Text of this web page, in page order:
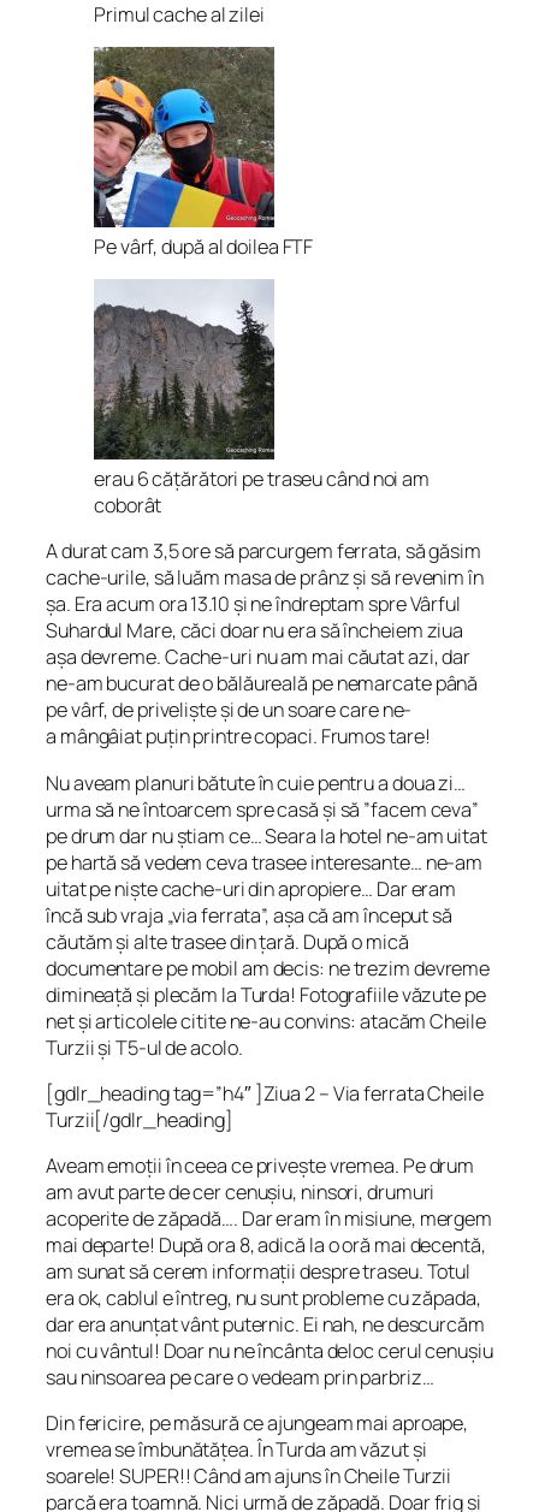
Primul cache al zilei
Pe vârf, după al doilea FTF
erau 6 cățărători pe traseu când noi am
coborât
A durat cam 3,5 ore să parcurgem ferrata, să găsim
cache-urile, să luăm masa de prânz și să revenim în
șa. Era acum ora 13.10 și ne îndreptam spre Vârful
Suhardul Mare, căci doar nu era să încheiem ziua
așa devreme. Cache-uri nu am mai căutat azi, dar
ne-am bucurat de o bălăureală pe nemarcate până
pe vârf, de priveliște și de un soare care ne-
a mângâiat puțin printre copaci. Frumos tare!
Nu aveam planuri bătute în cuie pentru a doua zi…
urma să ne întoarcem spre casă și să ”facem ceva”
pe drum dar nu știam ce… Seara la hotel ne-am uitat
pe hartă să vedem ceva trasee interesante… ne-am
uitat pe niște cache-uri din apropiere… Dar eram
încă sub vraja „via ferrata”, așa că am început să
căutăm și alte trasee din țară. După o mică
documentare pe mobil am decis: ne trezim devreme
dimineață și plecăm la Turda! Fotografiile văzute pe
net și articolele citite ne-au convins: atacăm Cheile
Turzii și T5-ul de acolo.
[gdlr_heading tag=”h4″ ]Ziua 2 – Via ferrata Cheile
Turzii[/gdlr_heading]
Aveam emoții în ceea ce privește vremea. Pe drum
am avut parte de cer cenușiu, ninsori, drumuri
acoperite de zăpadă…. Dar eram în misiune, mergem
mai departe! După ora 8, adică la o oră mai decentă,
am sunat să cerem informații despre traseu. Totul
era ok, cablul e întreg, nu sunt probleme cu zăpada,
dar era anunțat vânt puternic. Ei nah, ne descurcăm
noi cu vântul! Doar nu ne încânta deloc cerul cenușiu
sau ninsoarea pe care o vedeam prin parbriz…
Din fericire, pe măsură ce ajungeam mai aproape,
vremea se îmbunătățea. În Turda am văzut și
soarele! SUPER!! Când am ajuns în Cheile Turzii
parcă era toamnă. Nici urmă de zăpadă. Doar frig și